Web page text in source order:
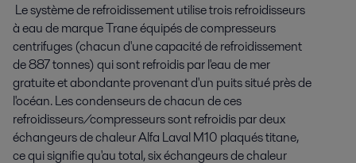
Le système de refroidissement utilise trois refroidisseurs
à eau de marque Trane équipés de compresseurs
centrifuges (chacun d'une capacité de refroidissement
de 887 tonnes) qui sont refroidis par l'eau de mer
gratuite et abondante provenant d'un puits situé près de
l'océan. Les condenseurs de chacun de ces
refroidisseurs/compresseurs sont refroidis par deux
échangeurs de chaleur Alfa Laval M10 plaqués titane,
ce qui signifie qu'au total, six échangeurs de chaleur